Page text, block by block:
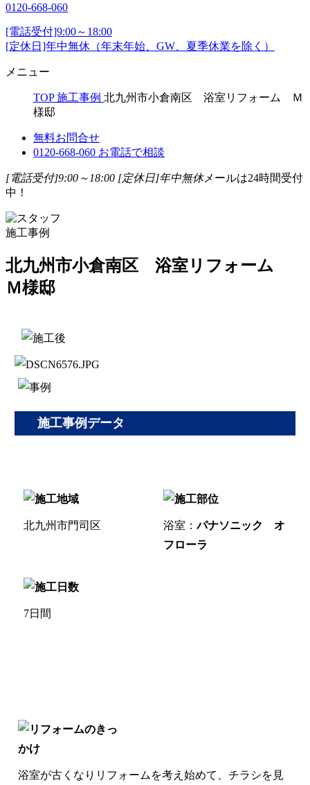
0120-668-060
[電話受付]9:00～18:00
[定休日]年中無休（年末年始、GW、夏季休業を除く）
メニュー
TOP 施工事例 北九州市小倉南区 浴室リフォーム Ｍ
様邸
無料お問合せ
0120-668-060 お電話で相談
[電話受付]9:00～18:00 [定休日]年中無休メールは24時間受付
中！
施工事例
北九州市小倉南区 浴室リフォーム
Ｍ様邸
施工事例データ
北九州市門司区 浴室：パナソニック オ
フローラ
7日間
浴室が古くなりリフォームを考え始めて、チラシを見